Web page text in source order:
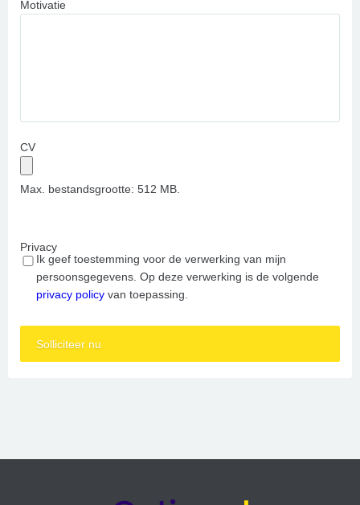
Motivatie
CV
Max. bestandsgrootte: 512 MB.
Privacy
Ik geef toestemming voor de verwerking van mijn
persoonsgegevens. Op deze verwerking is de volgende
privacy policy van toepassing.